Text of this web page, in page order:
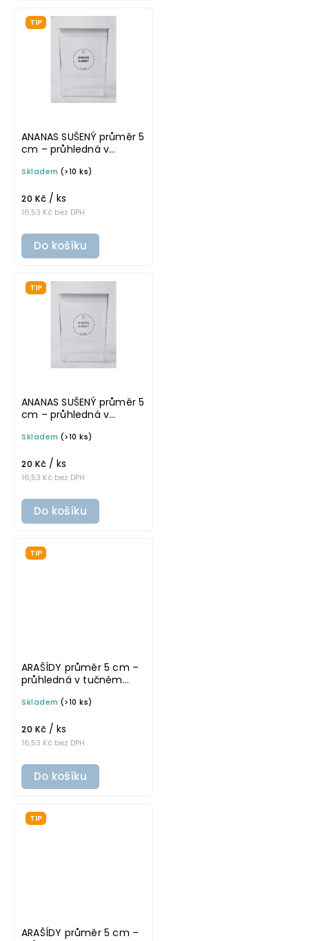
TIP
ANANAS SUŠENÝ průměr 5
cm – průhledná v
omyvatelná samolepka
Skladem (>10 ks)
16,53 Kč bez DPH
20 Kč / ks
Do košíku
TIP
ANANAS SUŠENÝ průměr 5
cm – průhledná v
omyvatelná samolepka
Skladem (>10 ks)
16,53 Kč bez DPH
20 Kč / ks
Do košíku
TIP
ARAŠÍDY průměr 5 cm –
průhledná v tučném
samolepka na
Skladem (>10 ks)
16,53 Kč bez DPH
20 Kč / ks
Do košíku
TIP
ARAŠÍDY průměr 5 cm –